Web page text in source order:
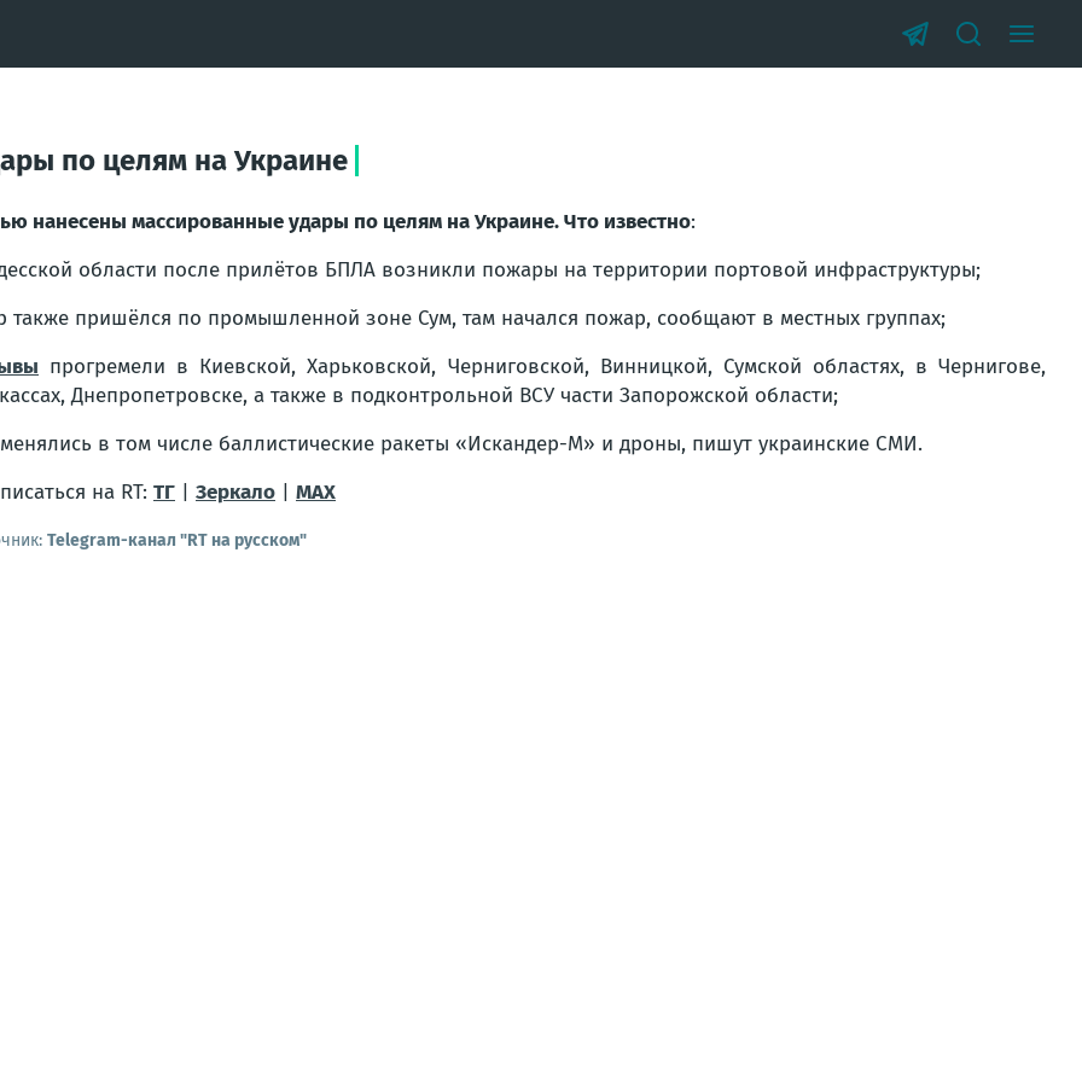
по целям на Украине
нанесены массированные удары по целям на Украине. Что известно:
области после прилётов БПЛА возникли пожары на территории портовой инфраструктуры;
также пришёлся по промышленной зоне Сум, там начался пожар, сообщают в местных группах;
прогремели в Киевской, Харьковской, Черниговской, Винницкой, Сумской областях, в Чернигове,
Днепропетровске, а также в подконтрольной ВСУ части Запорожской области;
в том числе баллистические ракеты «Искандер-М» и дроны, пишут украинские СМИ.
на RT: ТГ Зеркало MAX
Telegram-канал "RT на русском"